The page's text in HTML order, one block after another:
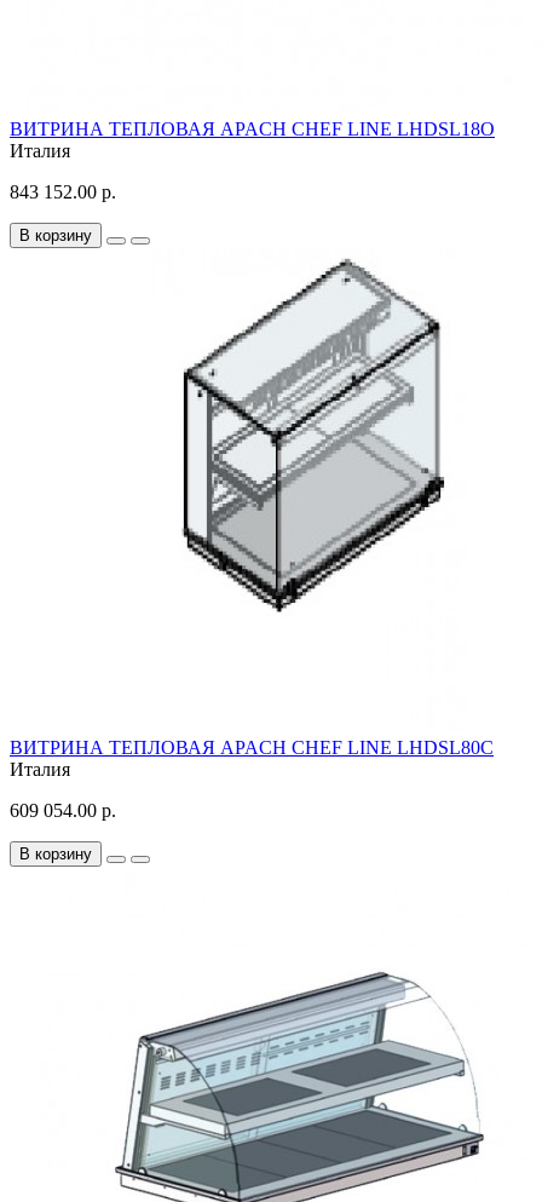
ВИТРИНА ТЕПЛОВАЯ APACH CHEF LINE LHDSL18O
Италия
843 152.00 р.
В корзину
ВИТРИНА ТЕПЛОВАЯ APACH CHEF LINE LHDSL80C
Италия
609 054.00 р.
В корзину